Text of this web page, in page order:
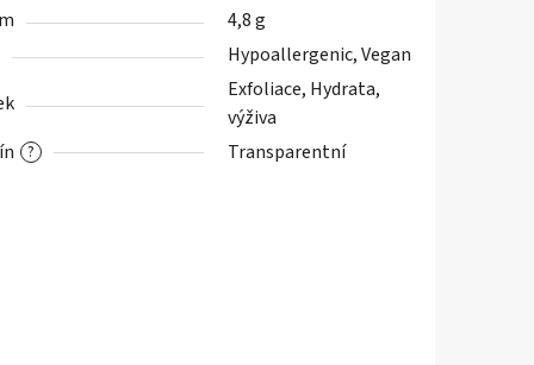
4,8 g
Hypoallergenic, Vegan
Exfoliace, Hydrata,
výživa
? Transparentní